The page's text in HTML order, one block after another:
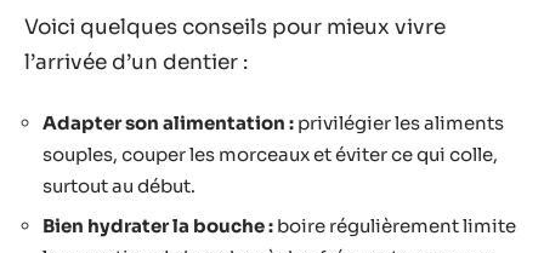
Voici quelques conseils pour mieux vivre
l’arrivée d’un dentier :
Adapter son alimentation : privilégier les aliments
souples, couper les morceaux et éviter ce qui colle,
surtout au début.
Bien hydrater la bouche : boire régulièrement limite